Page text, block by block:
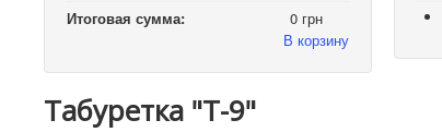
Итоговая сумма:
0 грн
В корзину
Табуретка "Т-9"